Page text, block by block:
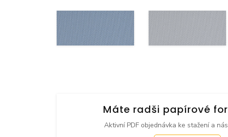
Máte radši papírové
Aktivní PDF objednávka ke stažení a